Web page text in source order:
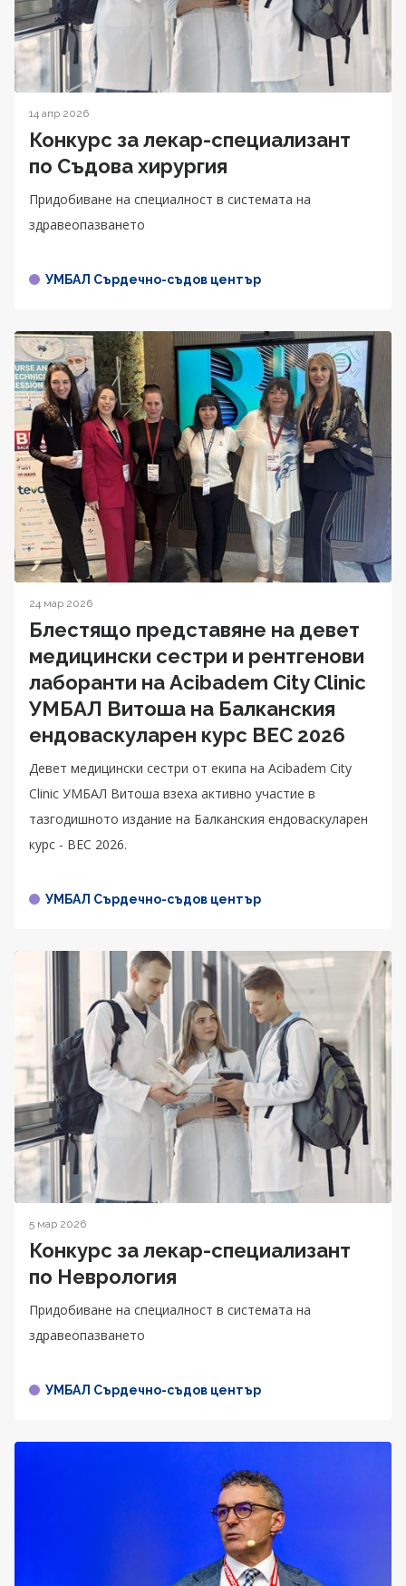
14 апр 2026
Конкурс за лекар-специализант
по Съдова хирургия
Придобиване на специалност в системата на
здравеопазването
УМБАЛ Сърдечно-съдов център
24 мар 2026
Блестящо представяне на девет
медицински сестри и рентгенови
лаборанти на Acibadem City Clinic
УМБАЛ Витоша на Балканския
ендоваскуларен курс BEC 2026
Девет медицински сестри от екипа на Acibadem City
Clinic УМБАЛ Витоша взеха активно участие в
тазгодишното издание на Балканския ендоваскуларен
курс - BEC 2026.
УМБАЛ Сърдечно-съдов център
5 мар 2026
Конкурс за лекар-специализант
по Неврология
Придобиване на специалност в системата на
здравеопазването
УМБАЛ Сърдечно-съдов център